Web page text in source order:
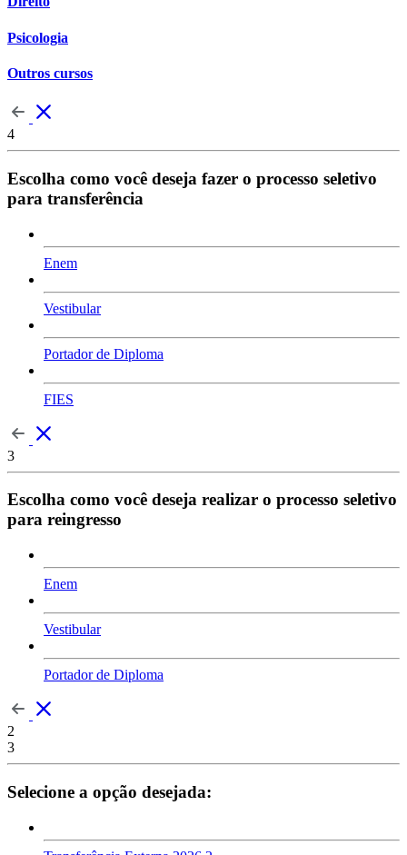
Psicologia
Outros cursos
4
Escolha como você deseja fazer o processo seletivo
para transferência
Enem
Vestibular
Portador de Diploma
FIES
3
Escolha como você deseja realizar o processo seletivo
para reingresso
Enem
Vestibular
Portador de Diploma
2
3
Selecione a opção desejada: